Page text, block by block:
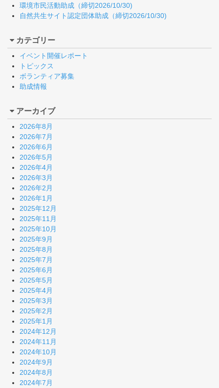
環境市民活動助成（締切2026/10/30)
自然共生サイト認定団体助成（締切2026/10/30)
カテゴリー
イベント開催レポート
トピックス
ボランティア募集
助成情報
アーカイブ
2026年8月
2026年7月
2026年6月
2026年5月
2026年4月
2026年3月
2026年2月
2026年1月
2025年12月
2025年11月
2025年10月
2025年9月
2025年8月
2025年7月
2025年6月
2025年5月
2025年4月
2025年3月
2025年2月
2025年1月
2024年12月
2024年11月
2024年10月
2024年9月
2024年8月
2024年7月